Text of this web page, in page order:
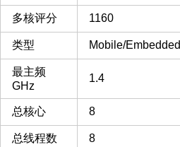
多核评分 1160
类型 Mobile/Embedded
最主频
GHz
1.4
总核心 8
总线程数 8